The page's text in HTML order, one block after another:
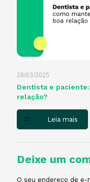
28/03/2025
Dentista e
relação?
Leia mais
Deixe um
O seu endereço de e-